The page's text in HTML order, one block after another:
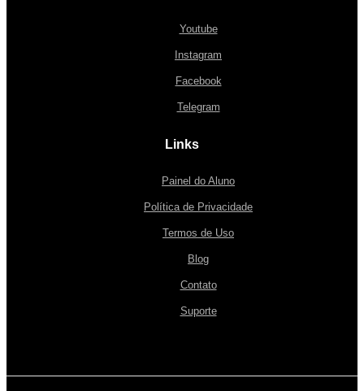
Youtube
Instagram
Facebook
Telegram
Links
Painel do Aluno
Política de Privacidade
Termos de Uso
Blog
Contato
Suporte